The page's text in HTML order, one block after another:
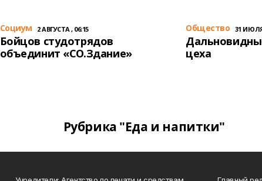
Cоциум 2 АВГУСТА , 06:15
Бойцов студотрядов
объединит «СО.Здание»
Общество 31 ИЮЛЯ
цеха
Рубрика "Еда и напитки"